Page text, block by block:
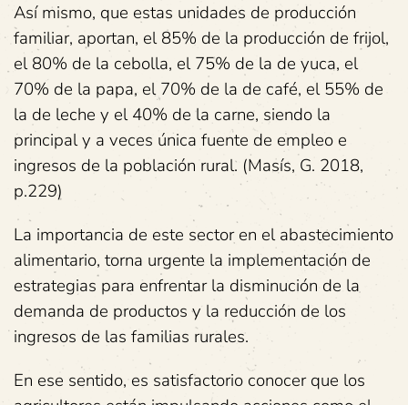
Así mismo, que estas unidades de producción
familiar, aportan, el 85% de la producción de frijol,
el 80% de la cebolla, el 75% de la de yuca, el
70% de la papa, el 70% de la de café, el 55% de
la de leche y el 40% de la carne, siendo la
principal y a veces única fuente de empleo e
ingresos de la población rural. (Masís, G. 2018,
p.229)
La importancia de este sector en el abastecimiento
alimentario, torna urgente la implementación de
estrategias para enfrentar la disminución de la
demanda de productos y la reducción de los
ingresos de las familias rurales.
En ese sentido, es satisfactorio conocer que los